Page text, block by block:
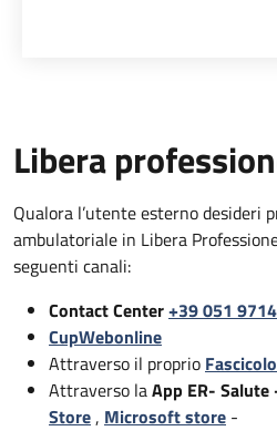
Libera
Qualora l’utente esterno desideri
ambulatoriale in Libera
seguenti canali:
Contact Center+39 051
CupWebonline
Attraverso il proprio
Attraverso laApp ER- Salute
Store, Microsoft store -